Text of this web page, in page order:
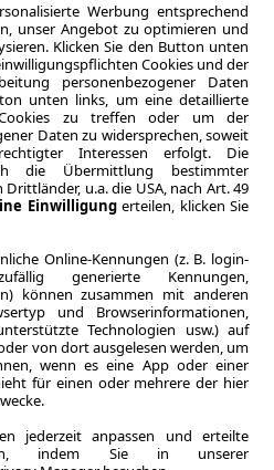
Laufzeit
0.74
Leasingfaktor
Elektro
Kraftstoff
Stromverbr.¹:
CO2-
Zum
Werbung entsprechend
unser Angebot zu optimieren und
Klicken Sie den Button unten
Cookies und der
personenbezogener Daten
unten links, um eine detaillierte
zu treffen oder um der
Daten zu widersprechen, soweit
Interessen erfolgt. Die
die Übermittlung bestimmter
u.a. die USA, nach Art. 49
Einwilligungerteilen, klicken Sie
Online-Kennungen (z. B. login-
generierte Kennungen,
können zusammen mit anderen
und Browserinformationen,
Technologien usw.) auf
von dort ausgelesen werden, um
wenn es eine App oder einer
für einen oder mehrere der hier
jederzeit anpassen und erteilte
indem Sie in unserer